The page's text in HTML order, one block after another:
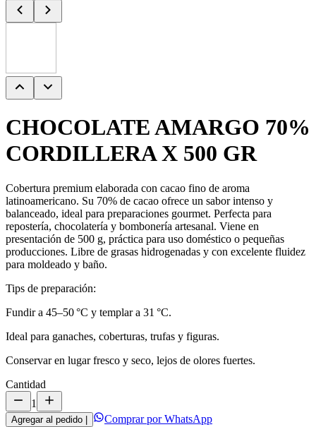
CHOCOLATE AMARGO 70%
CORDILLERA X 500 GR
Cobertura premium elaborada con cacao fino de aroma
latinoamericano. Su 70% de cacao ofrece un sabor intenso y
balanceado, ideal para preparaciones gourmet. Perfecta para
repostería, chocolatería y bombonería artesanal. Viene en
presentación de 500 g, práctica para uso doméstico o pequeñas
producciones. Libre de grasas hidrogenadas y con excelente fluidez
para moldeado y baño.
Tips de preparación:
Fundir a 45–50 °C y templar a 31 °C.
Ideal para ganaches, coberturas, trufas y figuras.
Conservar en lugar fresco y seco, lejos de olores fuertes.
Cantidad
1
Agregar al pedido Comprar por WhatsApp